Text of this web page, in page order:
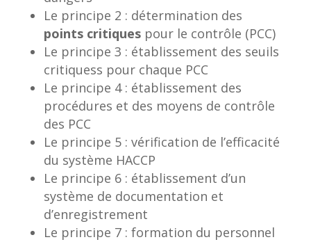
Le principe 2 : détermination des
points critiquespour le contrôle (PCC)
Le principe 3 : établissement des seuils
critiquess pour chaque PCC
Le principe 4 : établissement des
procédures et des moyens de contrôle
des PCC
Le principe 5 : vérification de l’efficacité
du système HACCP
Le principe 6 : établissement d’un
système de documentation et
d’enregistrement
Le principe 7 : formation du personnel